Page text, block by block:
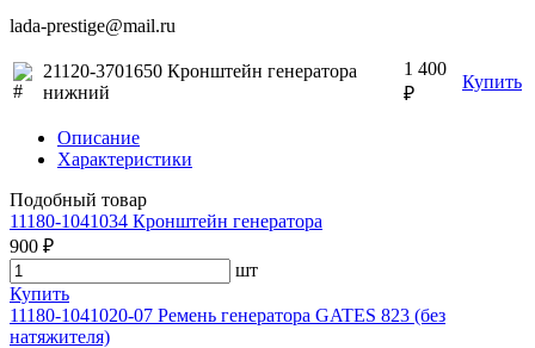
lada-prestige@mail.ru
21120-3701650 Кронштейн генератора
нижний
1 400
₽
Купить
Описание
Характеристики
Подобный товар
11180-1041034 Кронштейн генератора
900 ₽
шт
Купить
11180-1041020-07 Ремень генератора GATES 823 (без
натяжителя)